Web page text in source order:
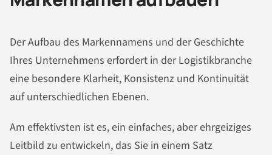
Der Aufbau des Markennamens und der Geschichte
Ihres Unternehmens erfordert in der Logistikbranche
eine besondere Klarheit, Konsistenz und Kontinuität
auf unterschiedlichen Ebenen.
Am effektivsten ist es, ein einfaches, aber ehrgeiziges
Leitbild zu entwickeln, das Sie in einem Satz